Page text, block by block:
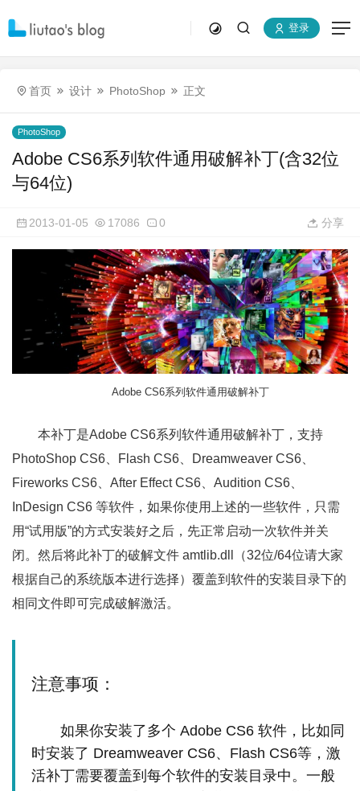
登录
首页 设计 PhotoShop 正文
PhotoShop
Adobe CS6系列软件通用破解补丁(含32位
与64位)
2013-01-05 17086 0 分享
Adobe CS6系列软件通用破解补丁
本补丁是Adobe CS6系列软件通用破解补丁，支持
PhotoShop CS6、Flash CS6、Dreamweaver CS6、
Fireworks CS6、After Effect CS6、Audition CS6、
InDesign CS6 等软件，如果你使用上述的一些软件，只需
用“试用版”的方式安装好之后，先正常启动一次软件并关
闭。然后将此补丁的破解文件 amtlib.dll（32位/64位请大家
根据自己的系统版本进行选择）覆盖到软件的安装目录下的
相同文件即可完成破解激活。
注意事项：
如果你安装了多个 Adobe CS6 软件，比如同
时安装了 Dreamweaver CS6、Flash CS6等，激
活补丁需要覆盖到每个软件的安装目录中。一般